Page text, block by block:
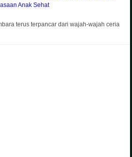
Anak Sehat
terus terpancar dari wajah-wajah ceria